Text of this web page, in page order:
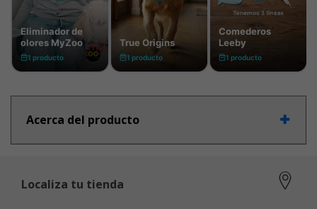
Acerca del producto
Localiza tu tienda